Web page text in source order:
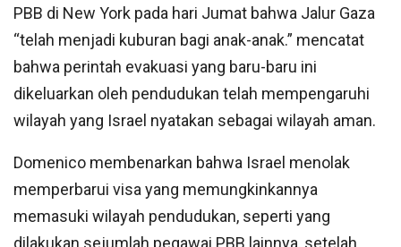
PBB di New York pada hari Jumat bahwa Jalur Gaza
“telah menjadi kuburan bagi anak-anak.” mencatat
bahwa perintah evakuasi yang baru-baru ini
dikeluarkan oleh pendudukan telah mempengaruhi
wilayah yang Israel nyatakan sebagai wilayah aman.
Domenico membenarkan bahwa Israel menolak
memperbarui visa yang memungkinkannya
memasuki wilayah pendudukan, seperti yang
dilakukan sejumlah pegawai PBB lainnya, setelah